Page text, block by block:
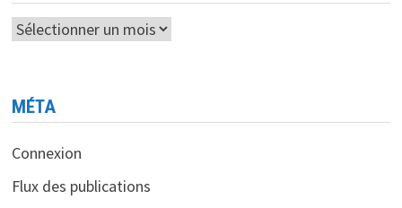
Archives
MÉTA
Connexion
Flux des publications